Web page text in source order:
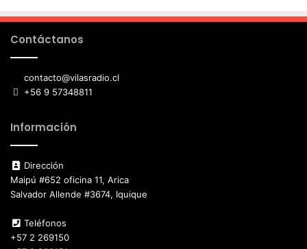
Contáctanos
contacto@vilasradio.cl
+56 9 57348811
Información
Dirección
Maipú #652 oficina 11, Arica
Salvador Allende #3674, Iquique
Teléfonos
+57 2 269150